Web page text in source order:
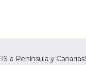
a Península y Canarias!